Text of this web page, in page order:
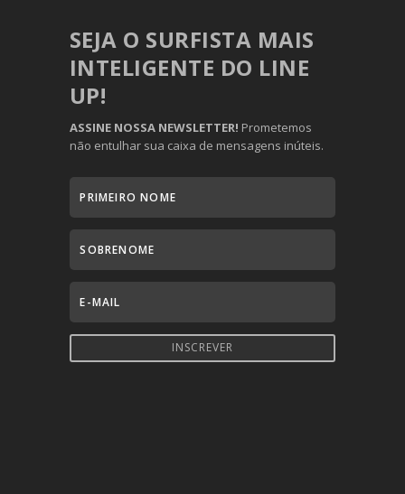
SEJA O SURFISTA MAIS
INTELIGENTE DO LINE
UP!
ASSINE NOSSA NEWSLETTER! Prometemos
não entulhar sua caixa de mensagens inúteis.
INSCREVER